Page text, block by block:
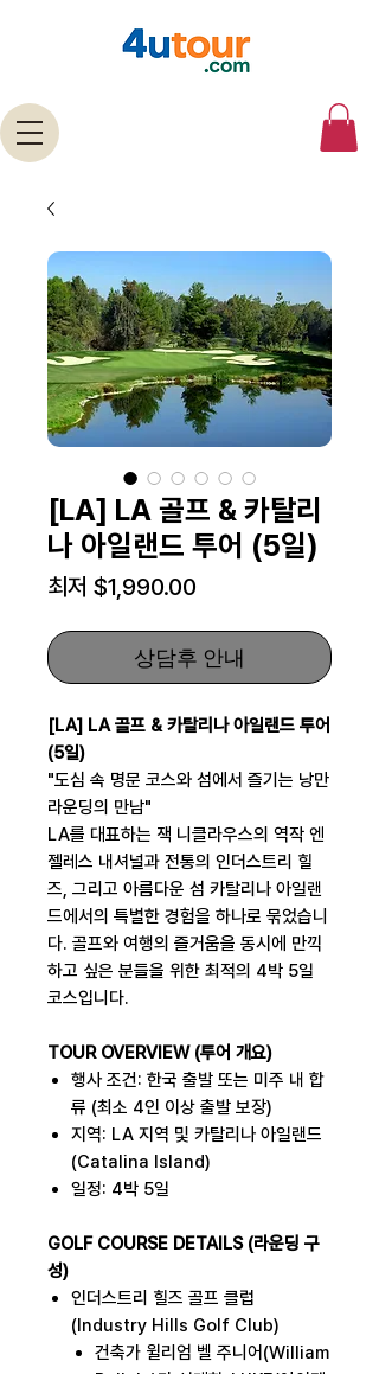
[LA] LA 골프 & 카탈리
나 아일랜드 투어 (5일)
최저 $1,990.00
가
상담후 안내
[LA] LA 골프 & 카탈리나 아일랜드 투어
(5일)
"도심 속 명문 코스와 섬에서 즐기는 낭만
라운딩의 만남"
LA를 대표하는 잭 니클라우스의 역작 엔
젤레스 내셔널과 전통의 인더스트리 힐
즈, 그리고 아름다운 섬 카탈리나 아일랜
드에서의 특별한 경험을 하나로 묶었습니
다. 골프와 여행의 즐거움을 동시에 만끽
하고 싶은 분들을 위한 최적의 4박 5일
코스입니다.
TOUR OVERVIEW (투어 개요)
행사 조건: 한국 출발 또는 미주 내 합
류 (최소 4인 이상 출발 보장)
지역: LA 지역 및 카탈리나 아일랜드
(Catalina Island)
일정: 4박 5일
GOLF COURSE DETAILS (라운딩 구
성)
인더스트리 힐즈 골프 클럽
(Industry Hills Golf Club)
건축가 윌리엄 벨 주니어(William